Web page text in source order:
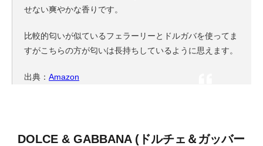
せない爽やかな香りです。
比較的匂いが似ているフェラーリーとドルガバを使ってま
すがこちらの方が匂いは長持ちしているように思えます。
出典： Amazon
DOLCE & GABBANA (ドルチェ＆ガッバー